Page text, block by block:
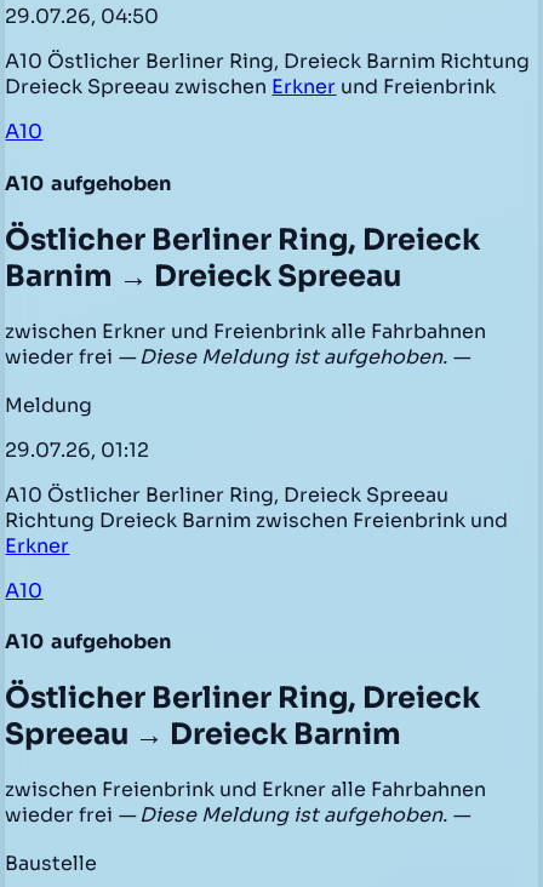
29.07.26, 04:50
A10 Östlicher Berliner Ring, Dreieck Barnim Richtung
Dreieck Spreeau zwischen Erkner und Freienbrink
A10
A10 aufgehoben
Östlicher Berliner Ring, Dreieck
Barnim → Dreieck Spreeau
zwischen Erkner und Freienbrink alle Fahrbahnen
wieder frei — Diese Meldung ist aufgehoben. —
Meldung
29.07.26, 01:12
A10 Östlicher Berliner Ring, Dreieck Spreeau
Richtung Dreieck Barnim zwischen Freienbrink und
Erkner
A10
A10 aufgehoben
Östlicher Berliner Ring, Dreieck
Spreeau → Dreieck Barnim
zwischen Freienbrink und Erkner alle Fahrbahnen
wieder frei — Diese Meldung ist aufgehoben. —
Baustelle